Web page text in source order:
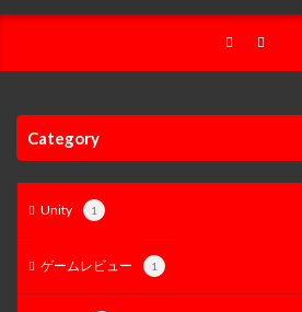
Category
Unity 1
ゲームレビュー 1